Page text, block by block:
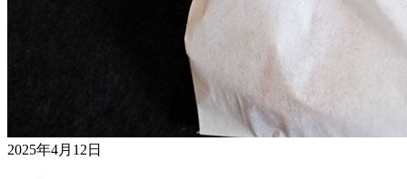
2025年4月12日